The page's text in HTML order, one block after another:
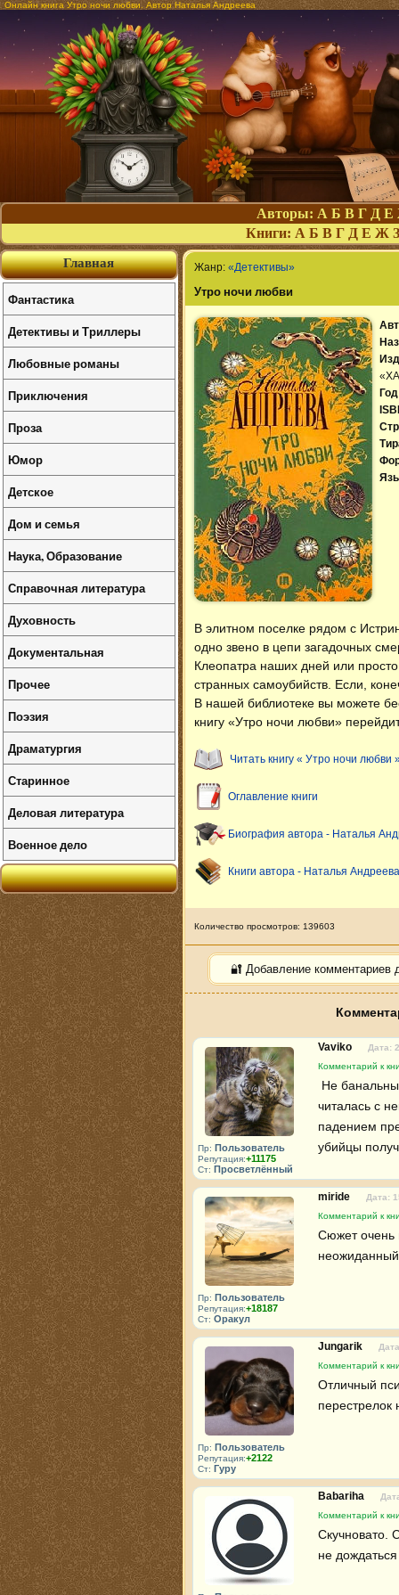
Онлайн книга Утро ночи любви. Автор Наталья Андреева
Авторы: А Б В Г Д Е
Книги: А Б В Г Д Е Ж З
Жанр: «Детективы»
Утро ночи любви
В элитном поселке рядом с
одно звено в цепи загадочных
Клеопатра наших дней или
странных самоубийств. Если,
В нашей библиотеке вы можете
книгу «Утро ночи любви»
Читать книгу « Утро ночи любви
Оглавление книги
Биография автора - Наталья
Книги автора - Наталья Андреева
Количество просмотров: 139603
🔐 Добавление комментариев
Пр: Пользователь
Репутация:+11175
Ст: Просветлённый
Vaviko
Дата:
Комментарий к
читалась с
падением
убийцы
Пр: Пользователь
Репутация:+18187
Ст: Оракул
miride
Дата:
Комментарий к
Сюжет очень
Пр: Пользователь
Репутация:+2122
Ст: Гуру
Jungarik
Комментарий к
Отличный
перестрелок
Babariha
Комментарий к
Скучновато.
не
Главная
Фантастика
Детективы и Триллеры
Любовные романы
Приключения
Проза
Юмор
Детское
Дом и семья
Наука, Образование
Справочная литература
Духовность
Документальная
Прочее
Поэзия
Драматургия
Старинное
Деловая литература
Военное дело